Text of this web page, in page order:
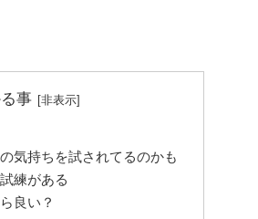
事
気持ちを試されてるのかも
練がある
良い？